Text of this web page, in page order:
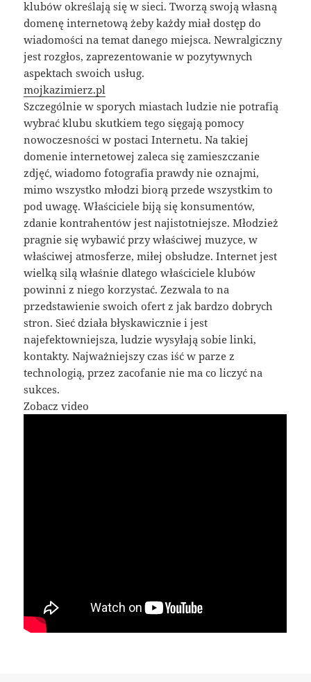
klubów określają się w sieci. Tworzą swoją własną
domenę internetową żeby każdy miał dostęp do
wiadomości na temat danego miejsca. Newralgiczny
jest rozgłos, zaprezentowanie w pozytywnych
aspektach swoich usług.
mojkazimierz.pl
Szczególnie w sporych miastach ludzie nie potrafią
wybrać klubu skutkiem tego sięgają pomocy
nowoczesności w postaci Internetu. Na takiej
domenie internetowej zaleca się zamieszczanie
zdjęć, wiadomo fotografia prawdy nie oznajmi,
mimo wszystko młodzi biorą przede wszystkim to
pod uwagę. Właściciele biją się konsumentów,
zdanie kontrahentów jest najistotniejsze. Młodzież
pragnie się wybawić przy właściwej muzyce, w
właściwej atmosferze, miłej obsłudze. Internet jest
wielką silą właśnie dlatego właściciele klubów
powinni z niego korzystać. Zezwala to na
przedstawienie swoich ofert z jak bardzo dobrych
stron. Sieć działa błyskawicznie i jest
najefektowniejsza, ludzie wysyłają sobie linki,
kontakty. Najważniejszy czas iść w parze z
technologią, przez zacofanie nie ma co liczyć na
sukces.
Zobacz video